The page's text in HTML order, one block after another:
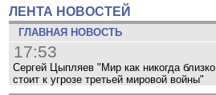
ЛЕНТА НОВОСТЕЙ
ГЛАВНАЯ НОВОСТЬ
17:53
Сергей Цыпляев "Мир как никогда близко
стоит к угрозе третьей мировой войны"